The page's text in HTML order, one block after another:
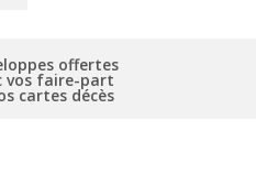
offertes
vos faire-part
cartes décès